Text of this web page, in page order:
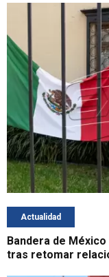
Actualidad
Bandera de
tras retomar